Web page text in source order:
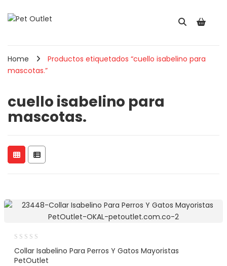
Home
Productos etiquetados “cuello isabelino para
mascotas.”
cuello isabelino para
mascotas.
Collar Isabelino Para Perros Y Gatos Mayoristas
PetOutlet